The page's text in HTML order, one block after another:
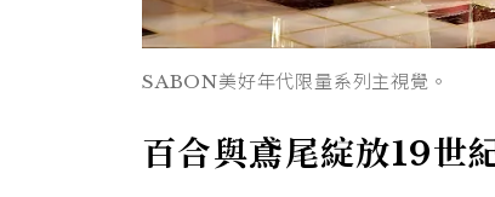
SABON美好年代限量系列主視覺。
百合與鳶尾綻放19世